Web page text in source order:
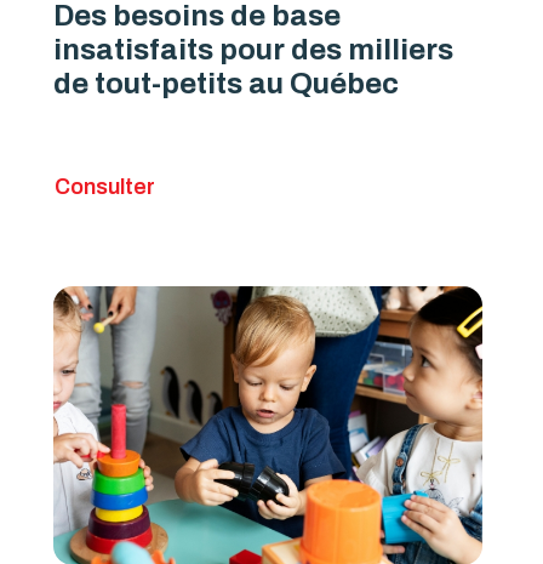
Des besoins de base
insatisfaits pour des milliers
de tout-petits au Québec
Consulter